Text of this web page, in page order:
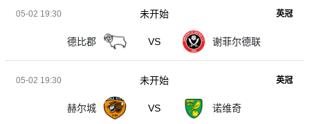
05-02 19:30 英冠
德比郡 VS 谢菲尔德联
未开始
05-02 19:30 英冠
赫尔城 VS 诺维奇
未开始